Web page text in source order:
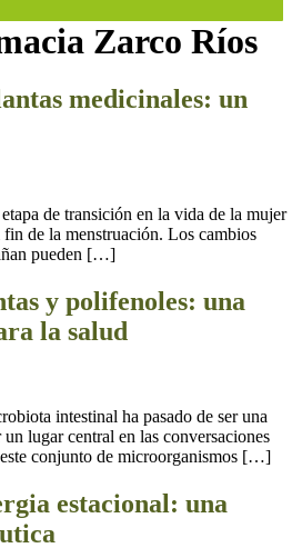
Zarco Ríos
medicinales: un
de transición en la vida de la mujer
de la menstruación. Los cambios
pueden […]
y polifenoles: una
la salud
intestinal ha pasado de ser una
lugar central en las conversaciones
este conjunto de microorganismos […]
estacional: una